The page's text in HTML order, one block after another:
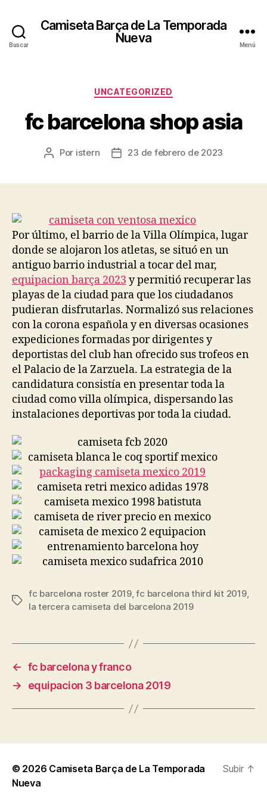
Buscar
Camiseta Barça de La Temporada
Nueva
Menú
Categorías
UNCATEGORIZED
fc barcelona shop asia
Autor
Por istern
Fecha23 de febrero de 2023
Por último, el barrio de la Villa Olímpica, lugar
donde se alojaron los atletas, se situó en un
antiguo barrio industrial a tocar del mar,
equipacion barça 2023 y permitió recuperar las
playas de la ciudad para que los ciudadanos
pudieran disfrutarlas. Normalizó sus relaciones
con la corona española y en diversas ocasiones
expediciones formadas por dirigentes y
deportistas del club han ofrecido sus trofeos en
el Palacio de la Zarzuela. La estrategia de la
candidatura consistía en presentar toda la
ciudad como villa olímpica, dispersando las
instalaciones deportivas por toda la ciudad.
Etiquetas
fc barcelona roster 2019,fc barcelona third kit 2019,
la tercera camiseta del barcelona 2019
← fc barcelona y franco
→
equipacion 3 barcelona 2019
© 2026 Camiseta Barça de La Temporada
Nueva
Subir ↑